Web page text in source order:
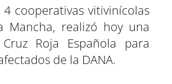
r
t
i
r
e
A
p
p
r
t
i
r
r
a
m
r
t
e
n
r
e
r
t
i
r
e
d
I
n
cooperativas vitivinícolas
Mancha, realizó hoy una
Roja Española para
de la DANA.